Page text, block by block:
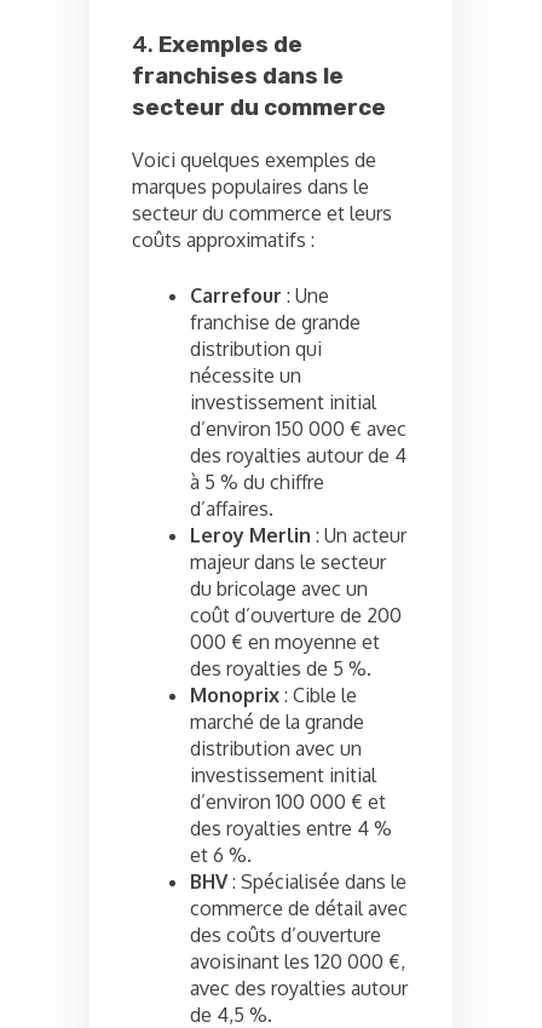
4. Exemples de
franchises dans le
secteur du commerce
Voici quelques exemples de
marques populaires dans le
secteur du commerce et leurs
coûts approximatifs :
Carrefour : Une
franchise de grande
distribution qui
nécessite un
investissement initial
d’environ 150 000 € avec
des royalties autour de 4
à 5 % du chiffre
d’affaires.
Leroy Merlin : Un acteur
majeur dans le secteur
du bricolage avec un
coût d’ouverture de 200
000 € en moyenne et
des royalties de 5 %.
Monoprix : Cible le
marché de la grande
distribution avec un
investissement initial
d’environ 100 000 € et
des royalties entre 4 %
et 6 %.
BHV: Spécialisée dans le
commerce de détail avec
des coûts d’ouverture
avoisinant les 120 000 €,
avec des royalties autour
de 4,5 %.